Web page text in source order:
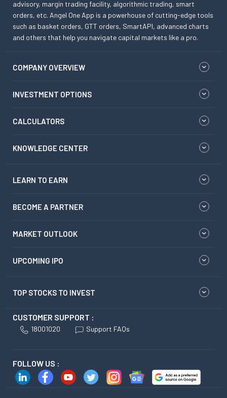
advisory, margin trading facility, algorithmic trading, smart
orders, etc. Angel One App is a powerhouse of cutting-edge tools
such as basket orders, GTT orders, SmartAPI, advanced charts
and others that help you navigate capital markets like a pro.
COMPANY OVERVIEW
INVESTMENT OPTIONS
CALCULATORS
KNOWLEDGE CENTER
LEARN TO EARN
BECOME A PARTNER
MARKET OUTLOOK
UPCOMING IPO
TOP STOCKS TO INVEST
CUSTOMER SUPPORT :
18001020 Support FAQs
FOLLOW US :